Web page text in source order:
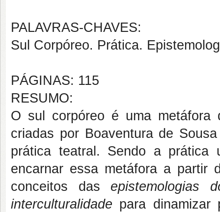
PALAVRAS-CHAVES:
Sul Corpóreo. Prática.
PÁGINAS: 115
RESUMO:
O sul corpóreo é uma
criadas por Boaventura de
prática teatral. Sendo a prática
encarnar essa metáfora a partir
conceitos das
interculturalidade para